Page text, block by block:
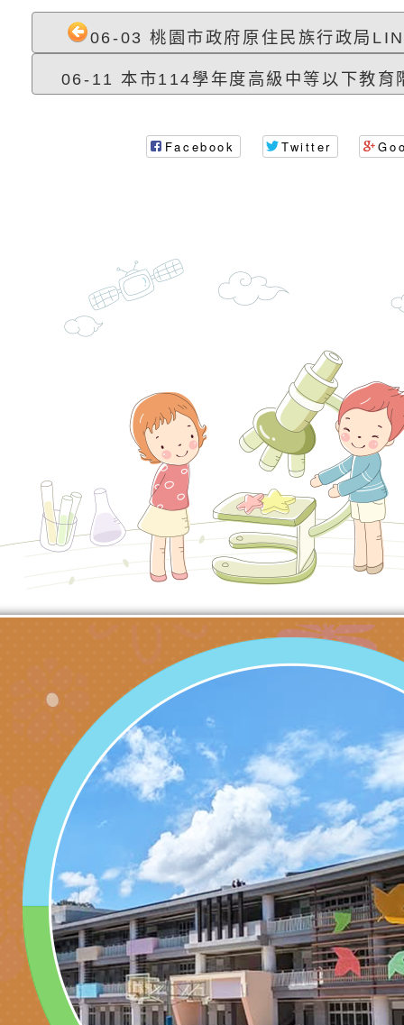
北、中、南共3場次
訓練
少意見交流大會」簡
月至8月舉辦「空間
多元文化遊戲室之規
造」、「阿德勒心理
學諮商輔導的應用」
檢送行政院新聞傳播
月份公共服務政策溝
訊
桃園市龜山區大坑國
理114學年度整合性
育講座「爸媽不暴走
台灣遊戲治療學會
日舉辦「空間的療癒
檢送衛生福利部「政
情緒管理訓練-獨輪
施計畫」
「生命教育議題深化
議題論壇與生命塔羅
檢送LED跑馬燈文字
託播影片
有關教育部特殊教育
團學前及國中小身障
理「普特協作—課程
知能工作坊」
有關國立臺中教育大
「115年適應運動經
題交流工作坊」活動
轉知教育部國教署生
業發展中心（國立羅
學）辦理「115年度
題融入教學－國民中
（教材）推薦實施計
檢送桃園市政府LED
字稿及LCD託播圖片
檢送桃園市政府LED
字稿及LCD託播影（
國家發展委員會檔案
理本(115)年「春遊
檢送桃園市政府家庭
「小桃家4月課程資
姻怎麼翻譯－青少年
工作坊」、「愛『原
親子共學同樂會」、
代愛在陪伴」、「親
時光」海報
西門國小114學年度
親職教育講座「如何
情緒力？—用SEL玩
子溝通之秘訣」
有關財團法人中華國
礙者生命教育推廣協
「環保愛台灣」第五
礙者中小學生環保繪
檢送行政院新聞傳
月份公共服務政策溝
訊
有關桃園市政府家庭
辦理115年原住民家
『原原』不絕－親子
會」
桃園市大溪區田心國
理「桃園市115年度
職員及家長特教知能
轉知中華民國全國家
會（以下簡稱全家協
115年國民小學學生
明會」
轉知台中市身心障礙
協會辦理「臺中市第
之光身心障礙繪畫徵
檢送國立臺南大學辦
視覺障礙學生儀表及
「區域職業試探與體
06-03 桃園市政府原住民族行政局
06-11 本市114學年度高級中等以下教育
Facebook Twitter